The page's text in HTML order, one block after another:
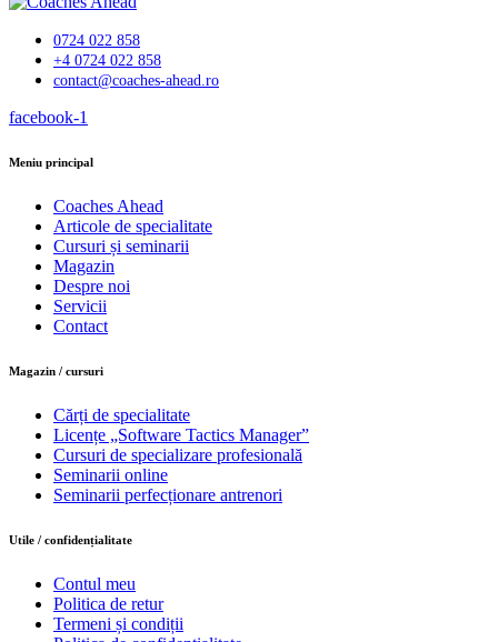
0724 022 858
+4 0724 022 858
contact@coaches-ahead.ro
facebook-1
Meniu principal
Coaches Ahead
Articole de specialitate
Cursuri și seminarii
Magazin
Despre noi
Servicii
Contact
Magazin / cursuri
Cărți de specialitate
Licențe „Software Tactics Manager”
Cursuri de specializare profesională
Seminarii online
Seminarii perfecționare antrenori
Utile / confidențialitate
Contul meu
Politica de retur
Termeni și condiții